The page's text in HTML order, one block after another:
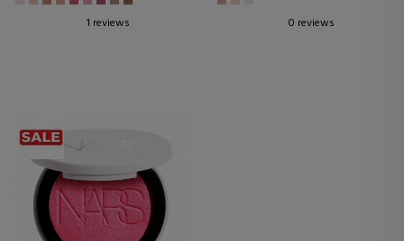
1 reviews 0 reviews